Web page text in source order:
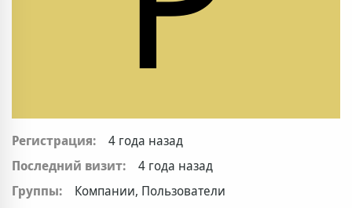
Регистрация:
4 года назад
Последний визит:
4 года назад
Группы:
Компании, Пользователи